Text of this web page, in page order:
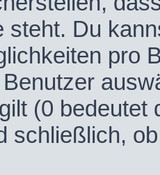
steht. Du
pro
(0 bedeutet
schließlich,